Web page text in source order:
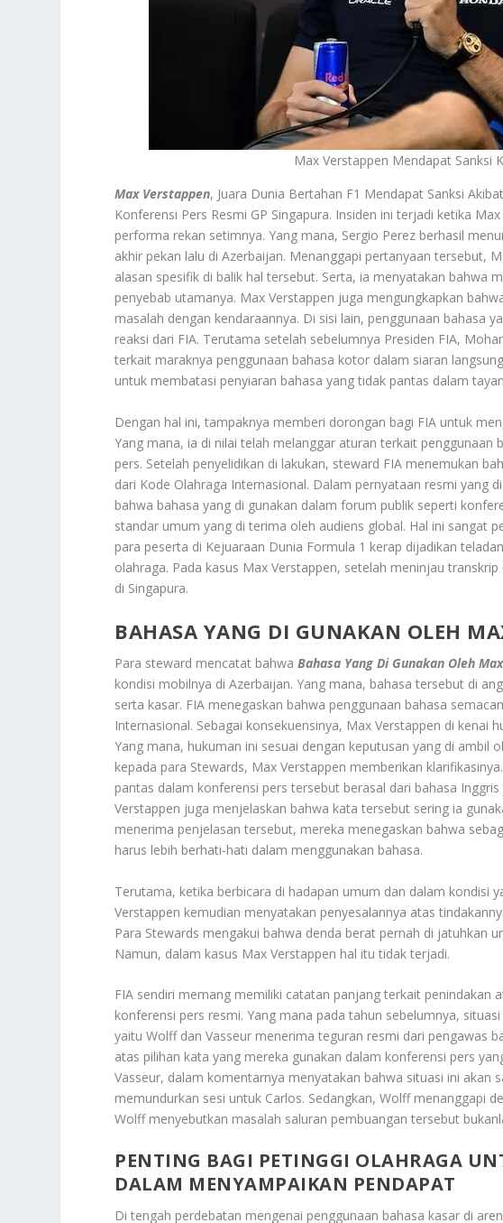
Max Verstappen Mendapat Sanksi
Max Verstappen, Juara Dunia Bertahan F1 Mendapat Sanksi
Konferensi Pers Resmi GP Singapura. Insiden ini terjadi ketika
performa rekan setimnya. Yang mana, Sergio Perez berhasil
akhir pekan lalu di Azerbaijan. Menanggapi pertanyaan tersebut,
alasan spesifik di balik hal tersebut. Serta, ia menyatakan bahwa
penyebab utamanya. Max Verstappen juga mengungkapkan
masalah dengan kendaraannya. Di sisi lain, penggunaan bahasa
reaksi dari FIA. Terutama setelah sebelumnya Presiden FIA,
terkait maraknya penggunaan bahasa kotor dalam siaran
untuk membatasi penyiaran bahasa yang tidak pantas dalam
Dengan hal ini, tampaknya memberi dorongan bagi FIA untuk
Yang mana, ia di nilai telah melanggar aturan terkait
pers. Setelah penyelidikan di lakukan, steward FIA menemukan
dari Kode Olahraga Internasional. Dalam pernyataan resmi yang
bahwa bahasa yang di gunakan dalam forum publik seperti
standar umum yang di terima oleh audiens global. Hal ini sangat
para peserta di Kejuaraan Dunia Formula 1 kerap dijadikan
olahraga. Pada kasus Max Verstappen, setelah meninjau
di Singapura.
BAHASA YANG DI GUNAKAN OLEH
Para steward mencatat bahwaBahasa Yang Di Gunakan Oleh
kondisi mobilnya di Azerbaijan. Yang mana, bahasa tersebut di
serta kasar. FIA menegaskan bahwa penggunaan bahasa
Internasional. Sebagai konsekuensinya, Max Verstappen di kenai
Yang mana, hukuman ini sesuai dengan keputusan yang di ambil
kepada para Stewards, Max Verstappen memberikan
pantas dalam konferensi pers tersebut berasal dari bahasa
Verstappen juga menjelaskan bahwa kata tersebut sering ia
menerima penjelasan tersebut, mereka menegaskan bahwa
harus lebih berhati-hati dalam menggunakan bahasa.
Terutama, ketika berbicara di hadapan umum dan dalam kondisi
Verstappen kemudian menyatakan penyesalannya atas
Para Stewards mengakui bahwa denda berat pernah di jatuhkan
Namun, dalam kasus Max Verstappen hal itu tidak terjadi.
FIA sendiri memang memiliki catatan panjang terkait penindakan
konferensi pers resmi. Yang mana pada tahun sebelumnya,
yaitu Wolff dan Vasseur menerima teguran resmi dari pengawas
atas pilihan kata yang mereka gunakan dalam konferensi pers
Vasseur, dalam komentarnya menyatakan bahwa situasi ini akan
memundurkan sesi untuk Carlos. Sedangkan, Wolff menanggapi
Wolff menyebutkan masalah saluran pembuangan tersebut
PENTING BAGI PETINGGI OLAHRAGA
DALAM MENYAMPAIKAN PENDAPAT
Di tengah perdebatan mengenai penggunaan bahasa kasar di